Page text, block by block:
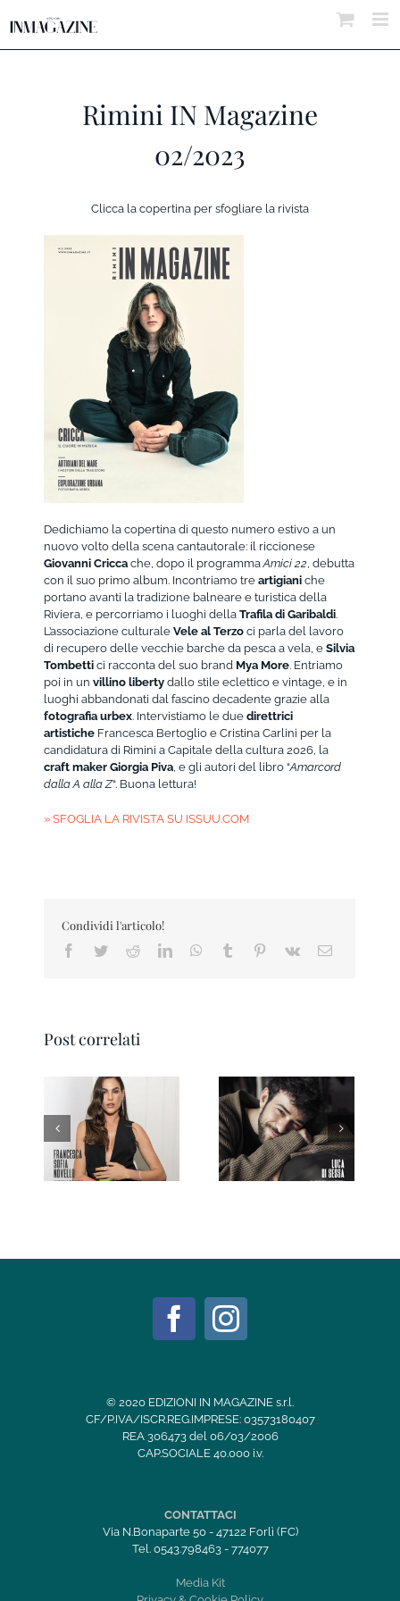
Rimini IN Magazine
02/2023
Clicca la copertina per sfogliare la rivista
Dedichiamo la copertina di questo numero estivo a un
nuovo volto della scena cantautorale: il riccionese
Giovanni Cricca che, dopo il programmaAmici 22, debutta
con il suo primo album. Incontriamo treartigiani che
portano avanti la tradizione balneare e turistica della
Riviera, e percorriamo i luoghi dellaTrafila di Garibaldi.
L’associazione culturale Vele al Terzo ci parla del lavoro
di recupero delle vecchie barche da pesca a vela, eSilvia
Tombetti ci racconta del suo brand Mya More. Entriamo
poi in unvillino liberty dallo stile eclettico e vintage, e in
luoghi abbandonati dal fascino decadente grazie alla
fotografia urbex. Intervistiamo le duedirettrici
artistiche Francesca Bertoglio e Cristina Carlini per la
candidatura di Rimini a Capitale della cultura 2026, la
craft maker Giorgia Piva, e gli autori del libro “Amarcord
dalla A alla Z“. Buona lettura!
» SFOGLIA LA RIVISTA SU ISSUU.COM
Condividi l'articolo!
Facebook
TwitterRedditLinkedInWhatsApp
Tumblr Pinterest
Vk Email
Post correlati
Pesaro IN Magazine
01 2026
Ravenna IN
Magazine 3/2026
© 2020 EDIZIONI IN MAGAZINE s.r.l.
CF/P.IVA/ISCR.REG.IMPRESE: 03573180407
REA 306473 del 06/03/2006
CAP.SOCIALE 40.000 i.v.
CONTATTACI
Via N.Bonaparte 50 - 47122 Forlì (FC)
Tel. 0543.798463 - 774077
Media Kit